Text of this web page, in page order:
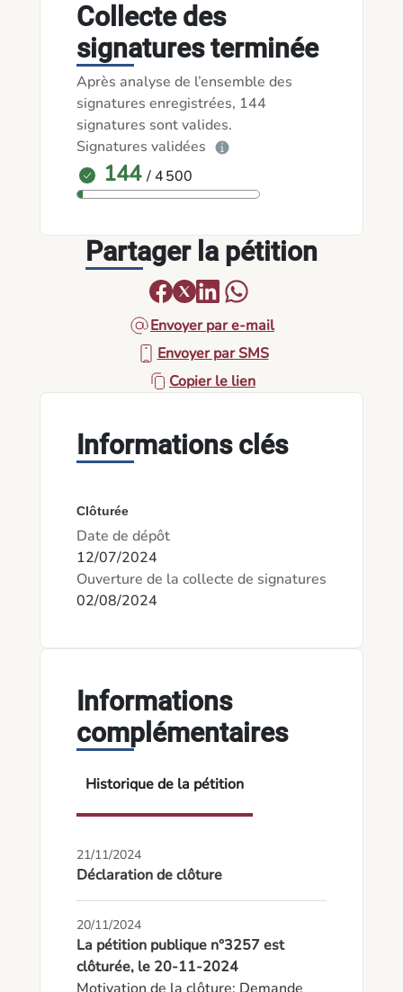
Collecte des
signatures terminée
Après analyse de l’ensemble des
signatures enregistrées, 144
signatures sont valides.
Signatures validées
144 / 4 500
Partager la pétition
Envoyer par e-mail
Envoyer par SMS
Copier le lien
Informations clés
Clôturée
Date de dépôt
12/07/2024
Ouverture de la collecte de signatures
02/08/2024
Informations
complémentaires
Historique de la pétition
21/11/2024
Déclaration de clôture
20/11/2024
La pétition publique n°3257 est
clôturée, le 20-11-2024